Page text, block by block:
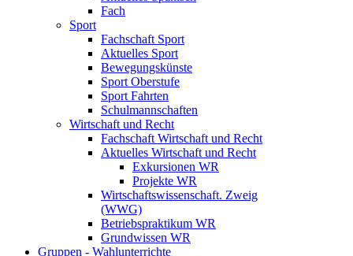
Fach
Sport
Fachschaft Sport
Aktuelles Sport
Bewegungskünste
Sport Oberstufe
Sport Fahrten
Schulmannschaften
Wirtschaft und Recht
Fachschaft Wirtschaft und Recht
Aktuelles Wirtschaft und Recht
Exkursionen WR
Projekte WR
Wirtschaftswissenschaft. Zweig
(WWG)
Betriebspraktikum WR
Grundwissen WR
Gruppen - Wahlunterrichte